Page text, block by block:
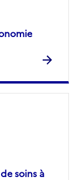
soins à